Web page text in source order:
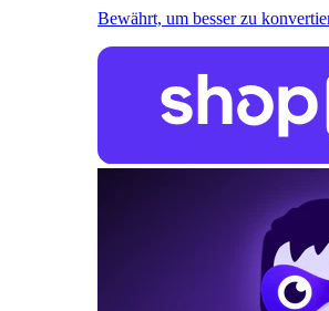
Bewährt, um besser zu